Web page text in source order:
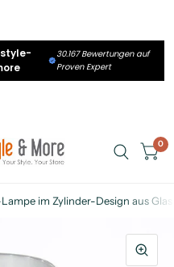
30.167 Bewertungen auf
Proven Expert
0
im Zylinder-Design aus